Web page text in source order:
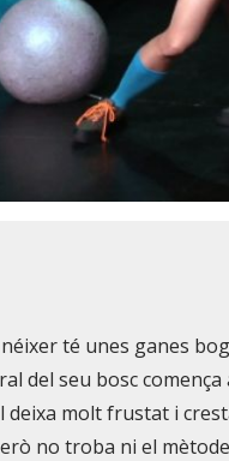
té unes ganes
del seu bosc
deixa molt frustat i
no troba ni el